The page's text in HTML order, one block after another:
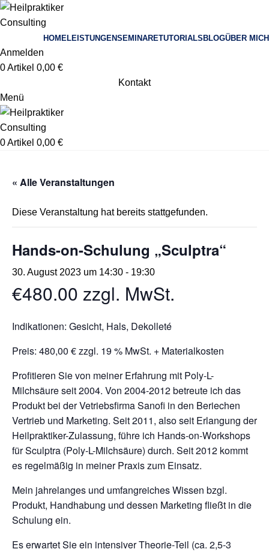
HOMELEISTUNGENSEMINARETUTORIALS BLOGÜBER MICH
Anmelden
0Artikel 0,00 €
Kontakt
Menü
0Artikel 0,00 €
« Alle Veranstaltungen
Diese Veranstaltung hat bereits stattgefunden.
Hands-on-Schulung „Sculptra“
30. August 2023 um 14:30 - 19:30
€480.00 zzgl. MwSt.
Indikationen: Gesicht, Hals, Dekolleté
Preis: 480,00 € zzgl. 19 % MwSt. + Materialkosten
Profitieren Sie von meiner Erfahrung mit Poly-L-
Milchsäure seit 2004. Von 2004-2012 betreute ich das
Produkt bei der Vetriebsfirma Sanofi in den Beriechen
Vertrieb und Marketing. Seit 2011, also seit Erlangung der
Heilpraktiker-Zulassung, führe ich Hands-on-Workshops
für Sculptra (Poly-L-Milchsäure) durch. Seit 2012 kommt
es regelmäßig in meiner Praxis zum Einsatz.
Mein jahrelanges und umfangreiches Wissen bzgl.
Produkt, Handhabung und dessen Marketing fließt in die
Schulung ein.
Es erwartet Sie ein intensiver Theorie-Teil (ca. 2,5-3